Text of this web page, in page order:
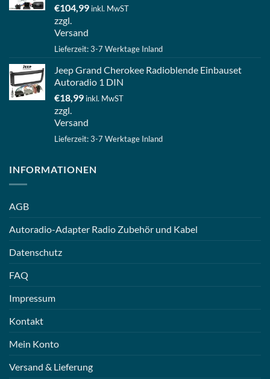
€104,99 inkl. MwST
zzgl.
Versand
Lieferzeit: 3-7 Werktage Inland
Jeep Grand Cherokee Radioblende Einbauset
Autoradio 1 DIN
€18,99 inkl. MwST
zzgl.
Versand
Lieferzeit: 3-7 Werktage Inland
INFORMATIONEN
AGB
Autoradio-Adapter Radio Zubehör und Kabel
Datenschutz
FAQ
Impressum
Kontakt
Mein Konto
Versand & Lieferung